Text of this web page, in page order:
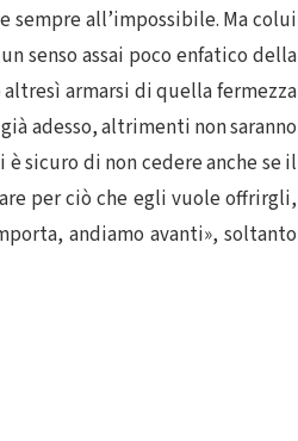
sempre all’impossibile. Ma colui
senso assai poco enfatico della
altresì armarsi di quella fermezza
adesso, altrimenti non saranno
sicuro di non cedere anche se il
per ciò che egli vuole offrirgli,
andiamo avanti», soltanto